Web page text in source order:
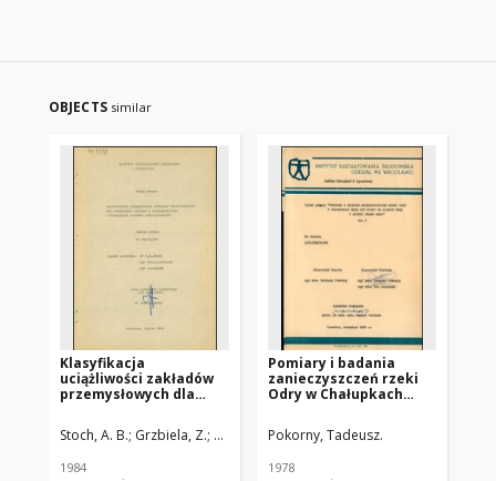
OBJECTS similar
Klasyfikacja
uciążliwości zakładów
przemysłowych dla
uwzglądnieniem
wytworzonego ładunku
Stoch, A. B. Grzbiela, Z. Wilczek, A.
1984
Pomiary i badania
zanieczyszczeń rzeki
Odry w Chałupkach
jakość wody w dolnym
biegu Odry. Cz. 1
Pokorny, Tadeusz.
1978